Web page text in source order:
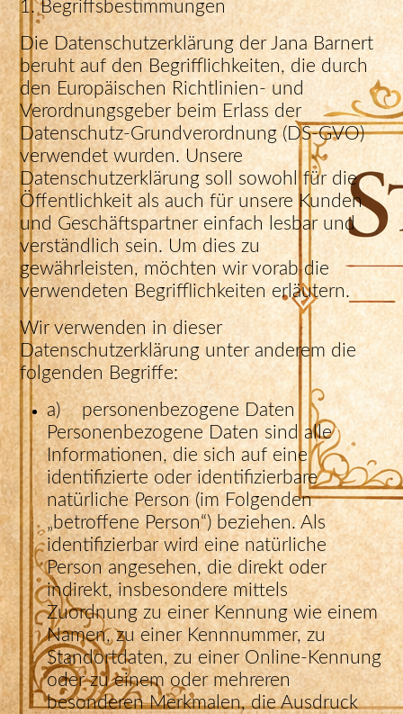
1. Begriffsbestimmungen
Die Datenschutzerklärung der Jana Barnert
beruht auf den Begrifflichkeiten, die durch
den Europäischen Richtlinien- und
Verordnungsgeber beim Erlass der
Datenschutz-Grundverordnung (DS-GVO)
verwendet wurden. Unsere
Datenschutzerklärung soll sowohl für die
Öffentlichkeit als auch für unsere Kunden
und Geschäftspartner einfach lesbar und
verständlich sein. Um dies zu
gewährleisten, möchten wir vorab die
verwendeten Begrifflichkeiten erläutern.
Wir verwenden in dieser
Datenschutzerklärung unter anderem die
folgenden Begriffe:
a) personenbezogene Daten
Personenbezogene Daten sind alle
Informationen, die sich auf eine
identifizierte oder identifizierbare
natürliche Person (im Folgenden
„betroffene Person“) beziehen. Als
identifizierbar wird eine natürliche
Person angesehen, die direkt oder
indirekt, insbesondere mittels
Zuordnung zu einer Kennung wie einem
Namen, zu einer Kennnummer, zu
Standortdaten, zu einer Online-Kennung
oder zu einem oder mehreren
besonderen Merkmalen, die Ausdruck